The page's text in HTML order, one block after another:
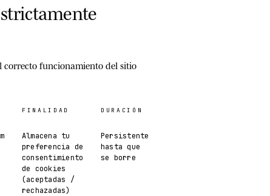
correcto funcionamiento del sitio
FINALIDAD DURACIÓN
Almacena tu
preferencia de
consentimiento
de cookies
(aceptadas /
rechazadas)
Persistente
hasta que
se borre